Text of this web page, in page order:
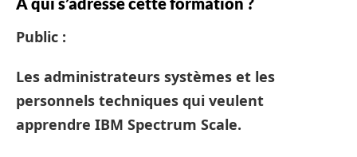
Public :
Les administrateurs systèmes et les
personnels techniques qui veulent
apprendre IBM Spectrum Scale.